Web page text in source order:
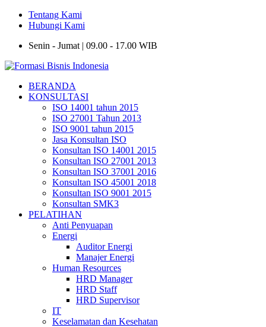
Tentang Kami
Hubungi Kami
Senin - Jumat | 09.00 - 17.00 WIB
BERANDA
KONSULTASI
ISO 14001 tahun 2015
ISO 27001 Tahun 2013
ISO 9001 tahun 2015
Jasa Konsultan ISO
Konsultan ISO 14001 2015
Konsultan ISO 27001 2013
Konsultan ISO 37001 2016
Konsultan ISO 45001 2018
Konsultan ISO 9001 2015
Konsultan SMK3
PELATIHAN
Anti Penyuapan
Energi
Auditor Energi
Manajer Energi
Human Resources
HRD Manager
HRD Staff
HRD Supervisor
IT
Keselamatan dan Kesehatan